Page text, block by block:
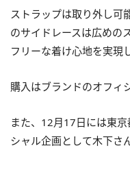
ストラップは取り外し可
のサイドレースは広めの
フリーな着け心地を実現
購入はブランドのオフィ
また、12月17日には東
シャル企画として木下さ